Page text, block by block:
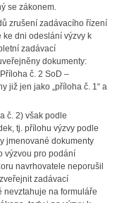
se zákonem.
zrušení zadávacího řízení
dni odeslání výzvy k
zadávací
dokumenty:
č. 2 SoD –
již jen jako „příloha č. 1“ a
2) však podle
tj. přílohu výzvy podle
jmenované dokumenty
výzvou pro podání
navrhovatele neporušil
zadávací
nevztahuje na formuláře